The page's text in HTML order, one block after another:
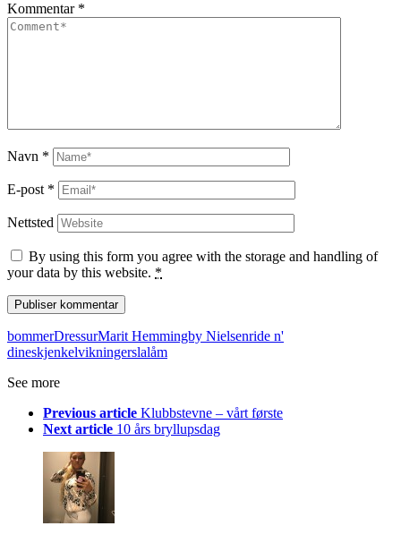
Kommentar *
Navn *
E-post *
Nettsted
By using this form you agree with the storage and handling of
your data by this website. *
bommerDressurMarit Hemmingby Nielsenride n'
dineskjenkelvikningerslalåm
See more
Previous article Klubbstevne – vårt første
Next article 10 års bryllupsdag